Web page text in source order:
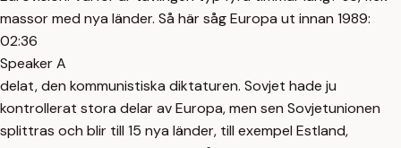
massor med nya länder. Så här såg Europa ut innan 1989:
02:36
Speaker A
delat, den kommunistiska diktaturen. Sovjet hade ju
kontrollerat stora delar av Europa, men sen Sovjetunionen
splittras och blir till 15 nya länder, till exempel Estland,